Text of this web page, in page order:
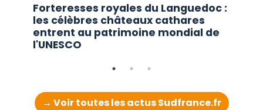
Forteresses royales du Languedoc :
les célèbres châteaux cathares
entrent au patrimoine mondial de
l'UNESCO
→ Voir toutes les actus Sudfrance.fr